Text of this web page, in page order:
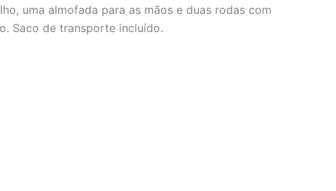
uma almofada para as mãos e duas rodas com
Saco de transporte incluído.